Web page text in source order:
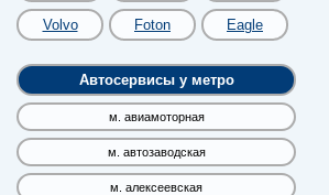
Volvo Foton Eagle
Автосервисы у метро
м. авиамоторная
м. автозаводская
м. алексеевская